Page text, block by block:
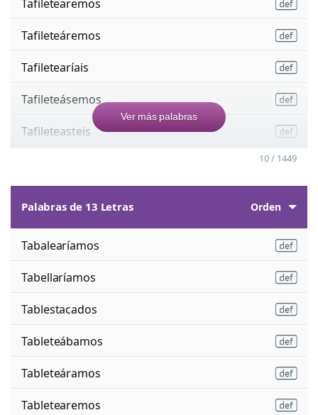
Tafiletearemos
Tafileteáremos
Tafiletearíais
Tafileteásemos
Tafileteasteis
Ver más palabras
10 / 1449
Palabras de 13 Letras Orden
Tabalearíamos
Tabellaríamos
Tablestacados
Tableteábamos
Tableteáramos
Tabletearemos